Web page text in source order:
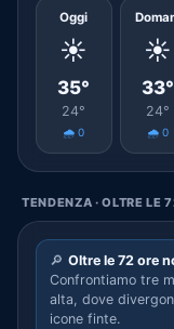
Oggi
☀️
35°
24°
🌧️ 0
☀️
33°
24°
🌧️ 0
TENDENZA · OLTRE LE
🔎 Oltre le 72 ore
Confrontiamo tre
alta, dove
icone finte.